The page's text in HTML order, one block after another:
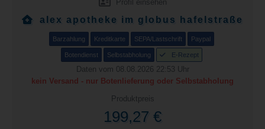
Profil einsehen
alex apotheke im globus hafelstraße
Barzahlung Kreditkarte SEPA/Lastschrift Paypal
Botendienst Selbstabholung E-Rezept
Daten vom 08.08.2026 22:53 Uhr
kein Versand - nur Botenlieferung oder Selbstabholung
Produktpreis
199,27 €